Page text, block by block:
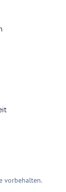
vorbehalten.